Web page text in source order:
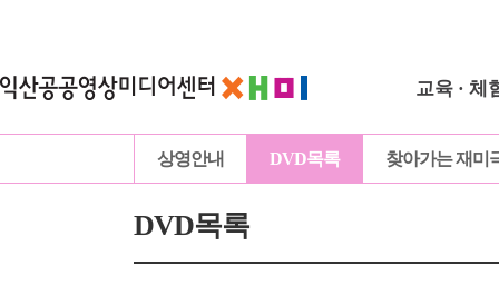
교육 · 체
상영안내 DVD목록 찾아가는 재미
DVD목록